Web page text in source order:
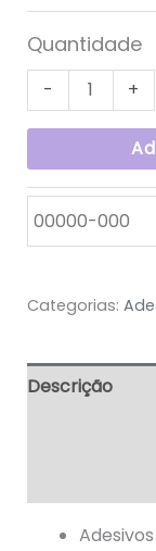
Quantidade
- +
Categorias:
Descrição